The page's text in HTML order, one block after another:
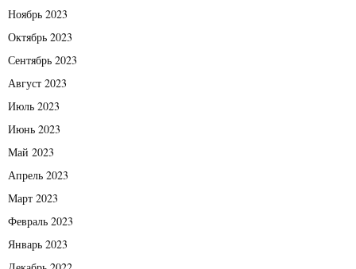
Ноябрь 2023
Октябрь 2023
Сентябрь 2023
Август 2023
Июль 2023
Июнь 2023
Май 2023
Апрель 2023
Март 2023
Февраль 2023
Январь 2023